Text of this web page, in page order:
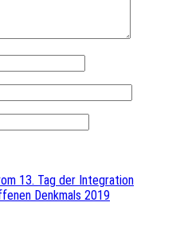
13. Tag der Integration
Denkmals 2019